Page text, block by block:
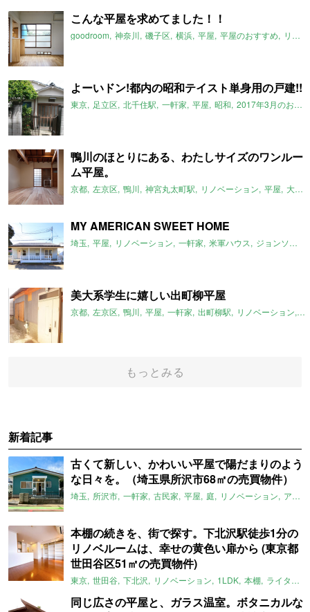
こんな平屋を求めてました！！
goodroom 神奈川 磯子区 横浜 平屋 平屋のおすすめ リノベーション
よーいドン!都内の昭和テイスト単身用の戸建!!
東京 足立区 北千住駅 一軒家 平屋 昭和 2017年3月のおすすめ
鴨川のほとりにある、わたしサイズのワンルー
ム平屋。
京都 左京区 鴨川 神宮丸太町駅 リノベーション 平屋 大文字山
MY AMERICAN SWEET HOME
埼玉 平屋 リノベーション 一軒家 米軍ハウス ジョンソンタウン
美大系学生に嬉しい出町柳平屋
京都 左京区 鴨川 平屋 一軒家 出町柳駅 リノベーション
もっとみる
新着記事
古くて新しい、かわいい平屋で陽だまりのよう
な日々を。（埼玉県所沢市68㎡の売買物件）
埼玉 所沢市 一軒家 古民家 平屋 庭 リノベーション アメリカンハウス
本棚の続きを、街で探す。下北沢駅徒歩1分の
リノベルームは、幸せの黄色い扉から (東京都
世田谷区51㎡の売買物件)
東京 世田谷 下北沢 リノベーション 1LDK 本棚 ライター：ほしりょうこ
同じ広さの平屋と、ガラス温室。ボタニカルな